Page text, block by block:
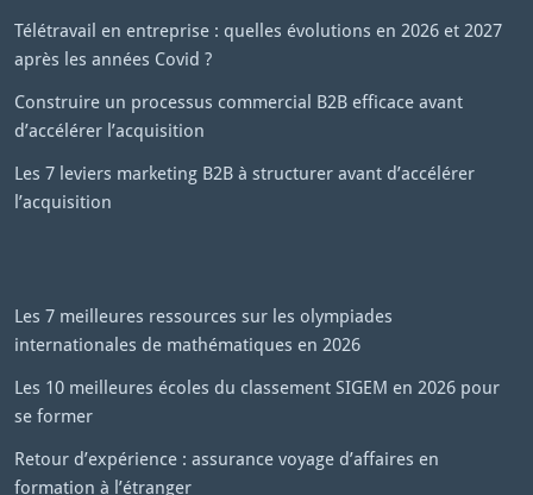
Télétravail en entreprise : quelles évolutions en 2026 et 2027
après les années Covid ?
Construire un processus commercial B2B efficace avant
d’accélérer l’acquisition
Les 7 leviers marketing B2B à structurer avant d’accélérer
l’acquisition
Les 7 meilleures ressources sur les olympiades
internationales de mathématiques en 2026
Les 10 meilleures écoles du classement SIGEM en 2026 pour
se former
Retour d’expérience : assurance voyage d’affaires en
formation à l’étranger